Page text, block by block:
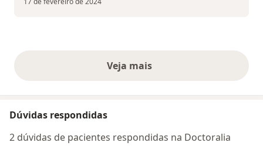
Veja maisopiniões acima
Dúvidas respondidas
2 dúvidas de pacientes respondidas na Doctoralia